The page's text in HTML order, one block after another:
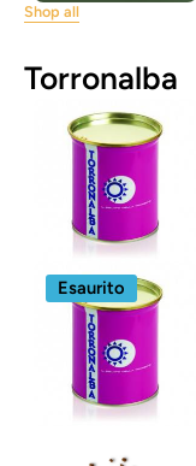
Shop all
Torronalba
Esaurito